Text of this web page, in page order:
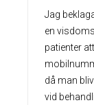
Jag
en
patienter
då man
vid